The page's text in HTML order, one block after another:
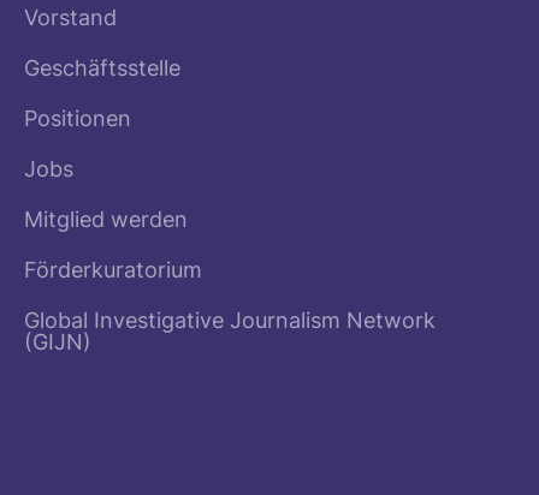
Vorstand
Geschäftsstelle
Positionen
Jobs
Mitglied werden
Förderkuratorium
Global Investigative Journalism Network
(GIJN)